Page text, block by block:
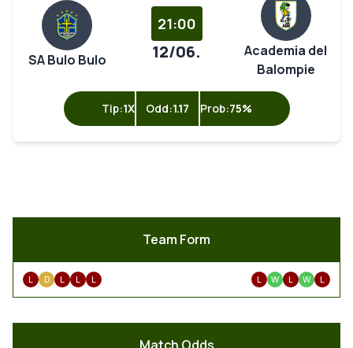
SA Bulo Bulo
21:00
12/06.
Academia del
Balompie
Tip:1X Odd:1.17 Prob:75%
Team Form
L D L L L L W L W L